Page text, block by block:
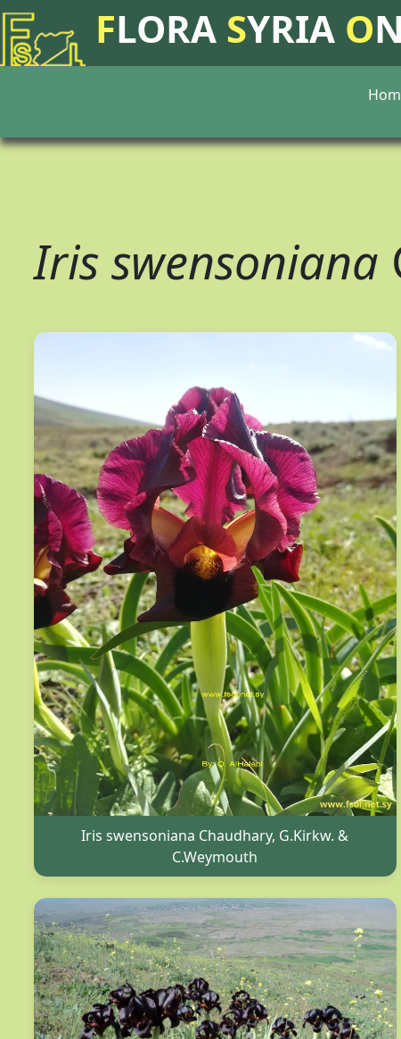
FLORA SYRIA ON
Iris swensoniana
Iris swensoniana Chaudhary, G.Kirkw. &
C.Weymouth